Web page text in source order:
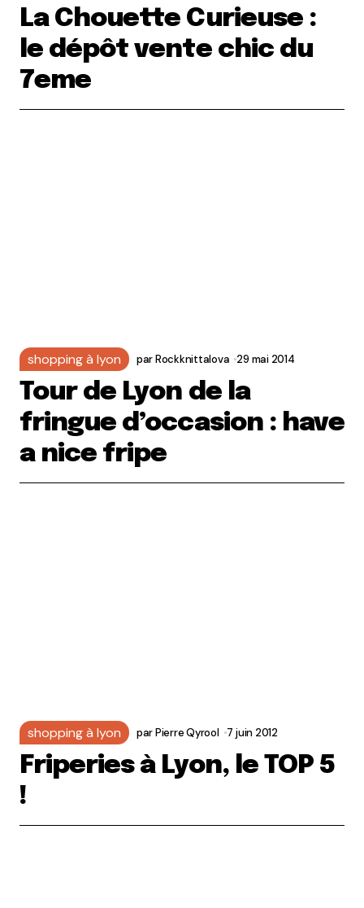
La Chouette Curieuse :
le dépôt vente chic du
7eme
shopping à lyon parRockknittalova 29 mai 2014
Tour de Lyon de la
fringue d’occasion : have
a nice fripe
shopping à lyon parPierre Qyrool 7 juin 2012
Friperies à Lyon, le TOP 5
!